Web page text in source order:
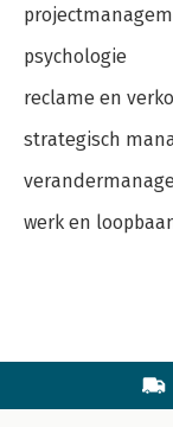
psychologie
reclame en
strategisch
werk en